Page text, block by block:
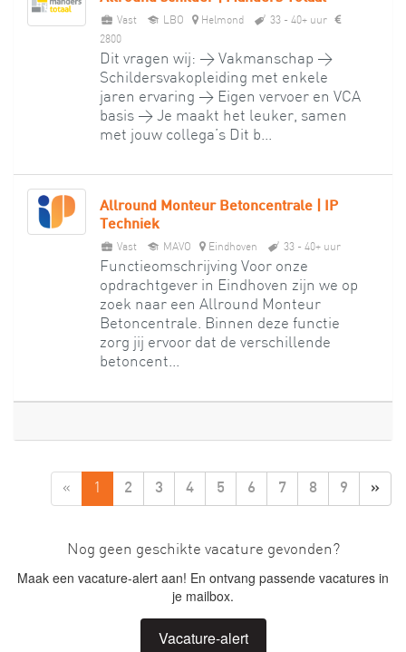
Vast LBO Helmond
33 - 40+ uur
2800
Dit vragen wij: > Vakmanschap >
Schildersvakopleiding met enkele
jaren ervaring > Eigen vervoer en VCA
basis > Je maakt het leuker, samen
met jouw collega’s Dit b...
Allround Monteur Betoncentrale | IP
Techniek
Vast MAVO Eindhoven 33 - 40+ uur
Functieomschrijving Voor onze
opdrachtgever in Eindhoven zijn we op
zoek naar een Allround Monteur
Betoncentrale. Binnen deze functie
zorg jij ervoor dat de verschillende
betoncent...
« 1 2 3 4 5 6 7 8 9 »
Nog geen geschikte vacature gevonden?
Maak een vacature-alert aan! En ontvang passende vacatures in
je mailbox.
Vacature-alert